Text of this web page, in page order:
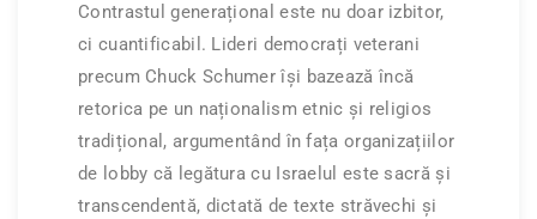
Contrastul generațional este nu doar izbitor,
ci cuantificabil. Lideri democrați veterani
precum Chuck Schumer își bazează încă
retorica pe un naționalism etnic și religios
tradițional, argumentând în fața organizațiilor
de lobby că legătura cu Israelul este sacră și
transcendentă, dictată de texte străvechi și